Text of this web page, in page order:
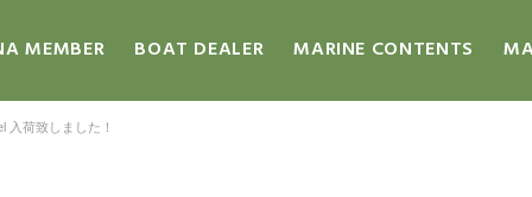
MEMBER BOAT DEALER MARINE CONTENTS
入荷致しました！